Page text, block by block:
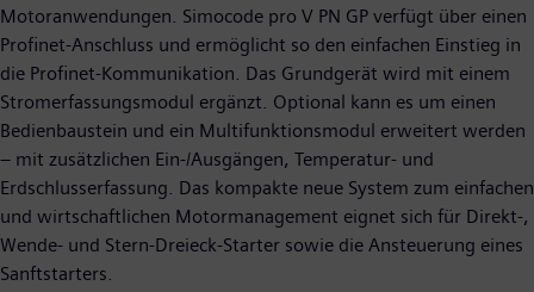
Motoranwendungen. Simocode pro V PN GP verfügt über einen
Profinet-Anschluss und ermöglicht so den einfachen Einstieg in
die Profinet-Kommunikation. Das Grundgerät wird mit einem
Stromerfassungsmodul ergänzt. Optional kann es um einen
Bedienbaustein und ein Multifunktionsmodul erweitert werden
– mit zusätzlichen Ein-/Ausgängen, Temperatur- und
Erdschlusserfassung. Das kompakte neue System zum einfachen
und wirtschaftlichen Motormanagement eignet sich für Direkt-,
Wende- und Stern-Dreieck-Starter sowie die Ansteuerung eines
Sanftstarters.